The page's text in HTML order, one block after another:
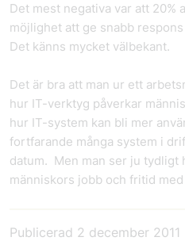
Det mest negativa var att 20%
möjlighet att ge snabb
Det känns mycket välbekant.
Det är bra att man ur ett
hur IT-verktyg påverkar
hur IT-system kan bli mer
fortfarande många system i
datum. Men man ser ju tydligt
människors jobb och fritid
Publicerad 2 december 2011